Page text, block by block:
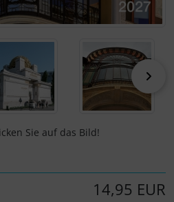
Sie auf das Bild!
14,95 EUR